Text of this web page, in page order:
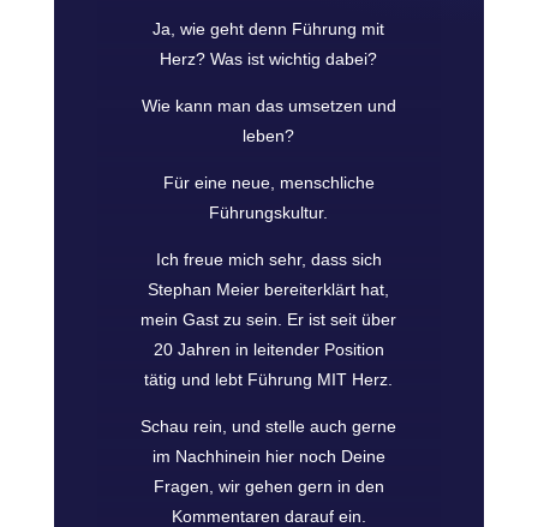
Ja, wie geht denn Führung mit
Herz? Was ist wichtig dabei?
Wie kann man das umsetzen und
leben?
Für eine neue, menschliche
Führungskultur.
Ich freue mich sehr, dass sich
Stephan Meier bereiterklärt hat,
mein Gast zu sein. Er ist seit über
20 Jahren in leitender Position
tätig und lebt Führung MIT Herz.
Schau rein, und stelle auch gerne
im Nachhinein hier noch Deine
Fragen, wir gehen gern in den
Kommentaren darauf ein.